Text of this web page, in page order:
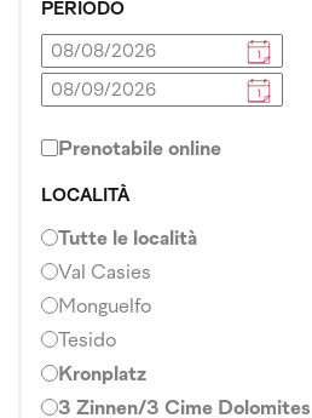
PERIODO
Prenotabile online
LOCALITÀ
Tutte le località
Val Casies
Monguelfo
Tesido
Kronplatz
3 Zinnen/3 Cime Dolomites